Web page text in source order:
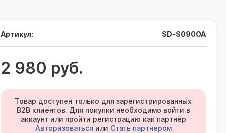
Артикул: SD-S090OA
2 980 руб.
Товар доступен только для зарегистрированных
B2B клиентов. Для покупки необходимо войти в
аккаунт или пройти регистрацию как партнёр
Авторизоваться или Стать партнером